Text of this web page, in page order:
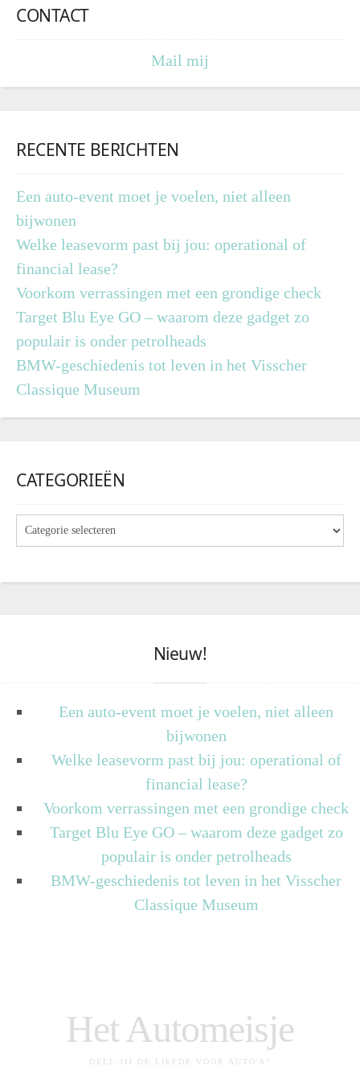
CONTACT
Mail mij
RECENTE BERICHTEN
Een auto-event moet je voelen, niet alleen
bijwonen
Welke leasevorm past bij jou: operational of
financial lease?
Voorkom verrassingen met een grondige check
Target Blu Eye GO – waarom deze gadget zo
populair is onder petrolheads
BMW-geschiedenis tot leven in het Visscher
Classique Museum
CATEGORIEËN
Nieuw!
Een auto-event moet je voelen, niet alleen
bijwonen
Welke leasevorm past bij jou: operational of
financial lease?
Voorkom verrassingen met een grondige check
Target Blu Eye GO – waarom deze gadget zo
populair is onder petrolheads
BMW-geschiedenis tot leven in het Visscher
Classique Museum
Het Automeisje
DEEL JIJ DE LIEFDE VOOR AUTO'S?